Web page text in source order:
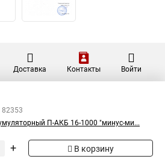
Доставка Контакты Войти
82353
П-АКБ 16-1000 "минус-ми...
+ В корзину